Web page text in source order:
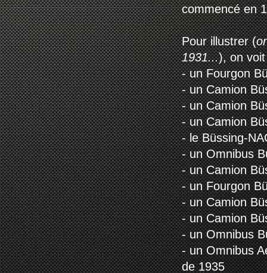
commencé en
Pour illustrer (
1931...), on
- un Fourgon
- un Camion
- un Camion
- un Camion
- le Büssing-
- un Omnibus
- un Camion
- un Fourgon
- un Camion
- un Camion
- un Omnibus
- un Omnibus
de 1935